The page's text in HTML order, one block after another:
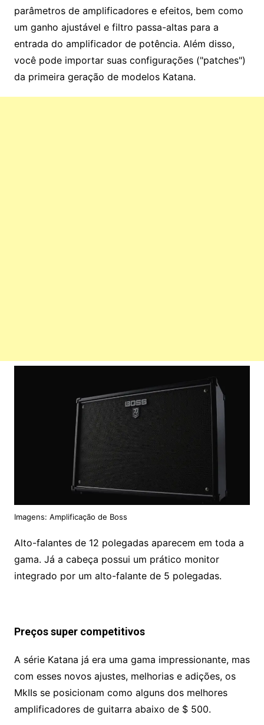
parâmetros de amplificadores e efeitos, bem como
um ganho ajustável e filtro passa-altas para a
entrada do amplificador de potência. Além disso,
você pode importar suas configurações ("patches")
da primeira geração de modelos Katana.
Imagens: Amplificação de Boss
Alto-falantes de 12 polegadas aparecem em toda a
gama. Já a cabeça possui um prático monitor
integrado por um alto-falante de 5 polegadas.
Preços super competitivos
A série Katana já era uma gama impressionante, mas
com esses novos ajustes, melhorias e adições, os
MkIIs se posicionam como alguns dos melhores
amplificadores de guitarra abaixo de $ 500.